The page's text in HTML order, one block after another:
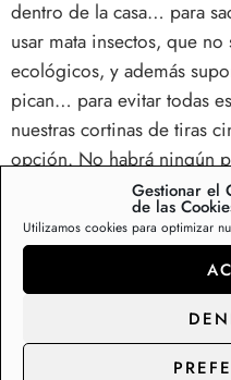
Gestionar el
de las
Utilizamos cookies para optimizar
dentro de la casa… para
usar mata insectos, que
ecológicos, y además
pican… para evitar todas
nuestrascortinas de tiras
opción. No habrá ningún
porque directamente no
Sea cual sea el estilo que
colores, lisas, con forma
lo que tengas en mente, a